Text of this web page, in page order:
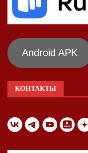
Android APK
КОНТАКТЫ